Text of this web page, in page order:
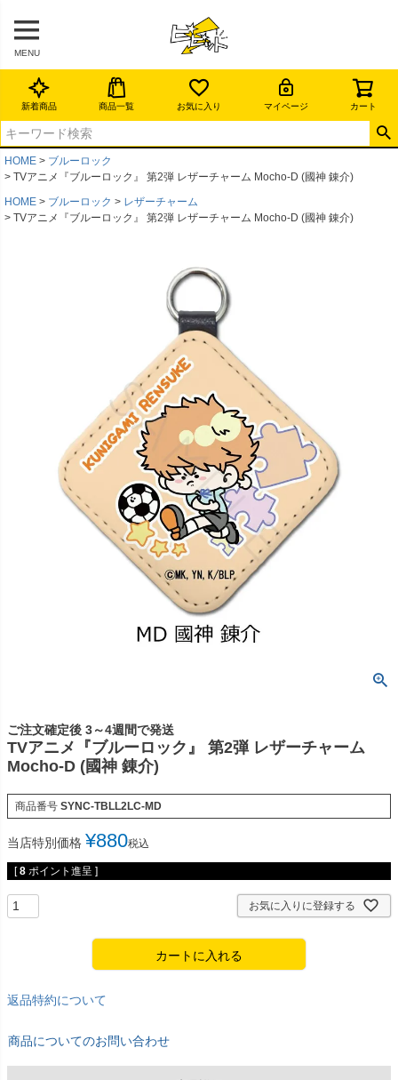
MENU
新着商品 商品一覧 お気に入り マイページ カート
HOME
ブルーロック
TVアニメ『ブルーロック』 第2弾 レザーチャーム Mocho-D (國神 錬介)
HOME
ブルーロック
レザーチャーム
TVアニメ『ブルーロック』 第2弾 レザーチャーム Mocho-D (國神 錬介)
ご注文確定後 3～4週間で発送
TVアニメ『ブルーロック』 第2弾 レザーチャーム
Mocho-D (國神 錬介)
商品番号 SYNC-TBLL2LC-MD
当店特別価格 ¥880税込
[ 8 ポイント進呈 ]
お気に入りに登録する
カートに入れる
返品特約について
商品についてのお問い合わせ